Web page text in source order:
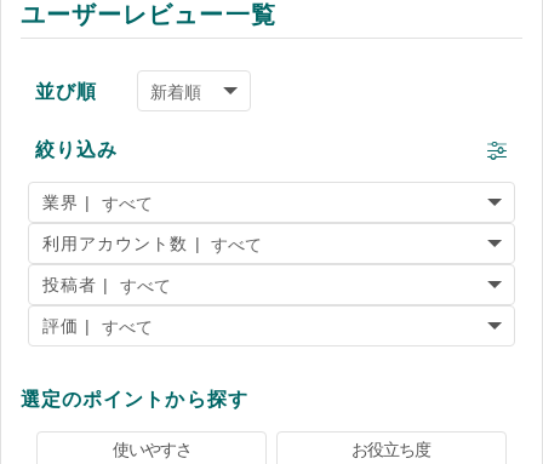
ユーザーレビュー一覧
並び順
絞り込み
業界 |
利用アカウント数 |
投稿者 |
評価 |
選定のポイントから探す
使いやすさ
お役立ち度